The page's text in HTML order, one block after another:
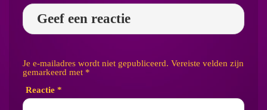
Geef een reactie
Je e-mailadres wordt niet gepubliceerd. Vereiste velden zijn
gemarkeerd met *
Reactie *